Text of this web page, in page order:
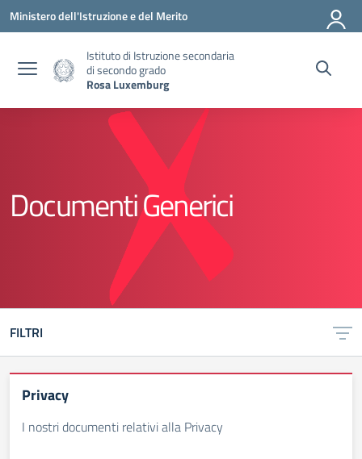
Vai ai contenuti
Vai al menu di navigazione
Vai al footer
Ministero dell'Istruzione e del Merito
Istituto di Istruzione secondaria
di secondo grado
Rosa Luxemburg
Documenti Generici
FILTRI
Privacy
I nostri documenti relativi alla Privacy